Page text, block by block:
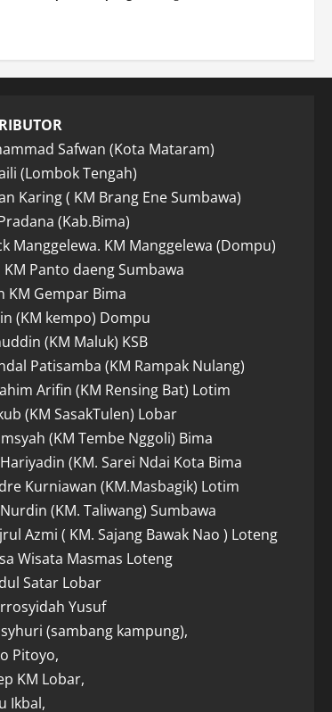
Safwan (Kota Mataram)
(Lombok Tengah)
Karing ( KM Brang Ene Sumbawa)
(Kab.Bima)
Manggelewa. KM Manggelewa (Dompu)
KM Panto daeng Sumbawa
KM Gempar Bima
(KM kempo) Dompu
(KM Maluk) KSB
Patisamba (KM Rampak Nulang)
Arifin (KM Rensing Bat) Lotim
(KM SasakTulen) Lobar
(KM Tembe Nggoli) Bima
(KM. Sarei Ndai Kota Bima
Kurniawan (KM.Masbagik) Lotim
(KM. Taliwang) Sumbawa
Azmi ( KM. Sajang Bawak Nao ) Loteng
Wisata Masmas Loteng
Satar Lobar
Yusuf
(sambang kampung),
Pitoyo,
KM Lobar,
Ikbal,